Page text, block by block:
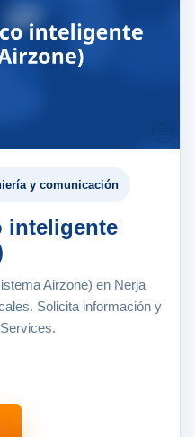
y comunicación
inteligente
Airzone) en Nerja
Solicita información y